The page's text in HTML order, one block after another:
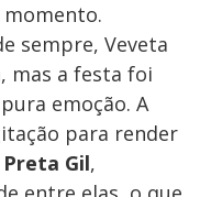
sempre, Veveta
mas a festa foi
emoção. A
para render
Preta Gil,